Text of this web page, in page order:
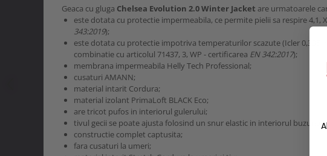
Echipamente veterinari
Echipamente mulgatori
Echipamente trimeri ongloane
Manusi protectie
Casti si antifoane protectie
Geaca cu gluga Chelsea Evolution 2.0 Winter Jacket are urmatoarele
este dotata cu protectie impermeabila, ce permite pielii sa respire 4,1,
343:2019);
este dotata cu protectie impotriva temperaturilor scazute (Icler 0,335
combinatie cu articolul 71437, 3, WP - certificarea EN 342:2017);
membrana impermeabila Helly Tech Professional;
cusaturi AMANN;
material intarit Cordura;
material izolant PrimaLoft BLACK Eco;
are tricot pufos in interiorul gulerului;
tivul gecii se poate ajusta folosind un snur elastic in interiorul
constructie complet captusita;
fara cusaturi la umeri;